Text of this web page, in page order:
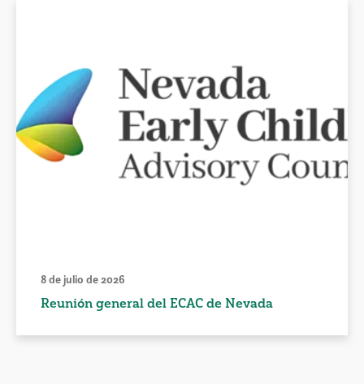
8 de julio de 2026
Reunión general del ECAC de Nevada